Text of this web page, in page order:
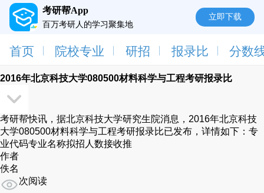
考研帮App
百万考研人的学习聚集地
立即下载
首页 院校专业 研招 报录比 分数
2016年北京科技大学080500材料科学与工程考研报录比
考研帮快讯，据北京科技大学研究生院消息，2016年北京科技
大学080500材料科学与工程考研报录比已发布，详情如下：专
业代码专业名称拟招人数接收推
作者
佚名
次阅读